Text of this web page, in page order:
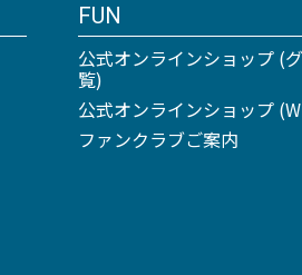
FUN
公式オンラインショップ (
覧)
公式オンラインショップ
ファンクラブご案内